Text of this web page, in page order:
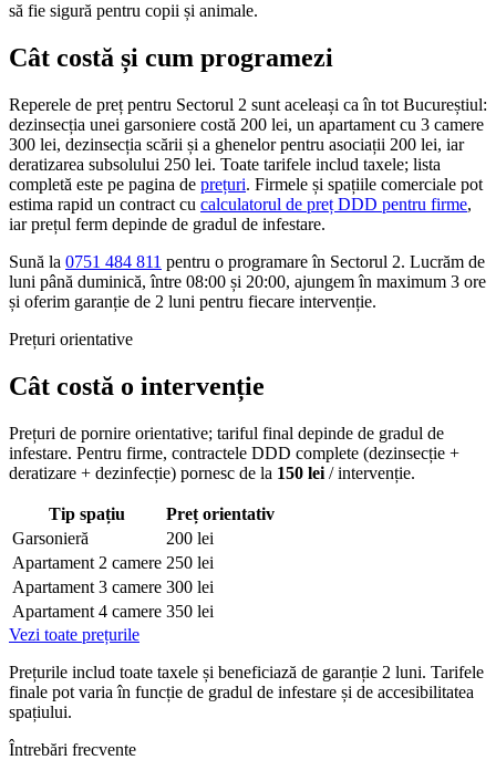
să fie sigură pentru copii și animale.
Cât costă și cum programezi
Reperele de preț pentru Sectorul 2 sunt aceleași ca în tot Bucureștiul:
dezinsecția unei garsoniere costă 200 lei, un apartament cu 3 camere
300 lei, dezinsecția scării și a ghenelor pentru asociații 200 lei, iar
deratizarea subsolului 250 lei. Toate tarifele includ taxele; lista
completă este pe pagina de prețuri. Firmele și spațiile comerciale pot
estima rapid un contract cu calculatorul de preț DDD pentru firme,
iar prețul ferm depinde de gradul de infestare.
Sună la 0751 484 811 pentru o programare în Sectorul 2. Lucrăm de
luni până duminică, între 08:00 și 20:00, ajungem în maximum 3 ore
și oferim garanție de 2 luni pentru fiecare intervenție.
Prețuri orientative
Cât costă o intervenție
Prețuri de pornire orientative; tariful final depinde de gradul de
infestare. Pentru firme, contractele DDD complete (dezinsecție +
deratizare + dezinfecție) pornesc de la 150 lei / intervenție.
Tip spațiu
Preț orientativ
Garsonieră
200 lei
Apartament 2 camere 250 lei
Apartament 3 camere 300 lei
Apartament 4 camere 350 lei
Vezi toate prețurile
Prețurile includ toate taxele și beneficiază de garanție 2 luni. Tarifele
finale pot varia în funcție de gradul de infestare și de accesibilitatea
spațiului.
Întrebări frecvente